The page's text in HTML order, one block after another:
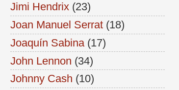
Jimi Hendrix (23)
Joan Manuel Serrat (18)
Joaquín Sabina (17)
John Lennon (34)
Johnny Cash (10)